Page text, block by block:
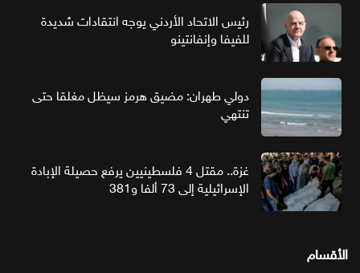
رئيس الاتحاد الأردني يوجه انتقادات شديدة
للفيفا وإنفانتينو
دولي طهران: مضيق هرمز سيظل مغلقا حتى
تنتهي
غزة.. مقتل 4 فلسطينيين يرفع حصيلة الإبادة
الإسرائيلية إلى 73 ألفا و381
الأقسام